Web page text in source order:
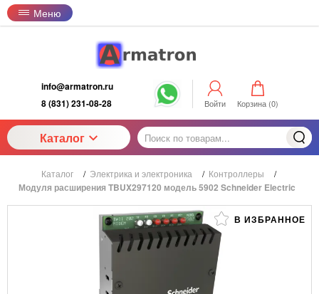
Меню
info@armatron.ru
8 (831) 231-08-28
Войти Корзина (0)
Каталог
Каталог / Электрика и электроника / Контроллеры /
Модуля расширения TBUX297120 модель 5902 Schneider Electric
В ИЗБРАННОЕ